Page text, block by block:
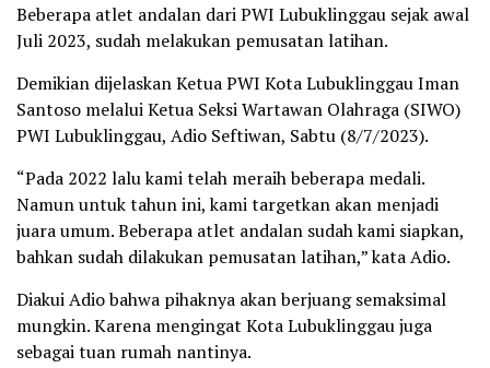
Beberapa atlet andalan dari PWI Lubuklinggau sejak awal
Juli 2023, sudah melakukan pemusatan latihan.
Demikian dijelaskan Ketua PWI Kota Lubuklinggau Iman
Santoso melalui Ketua Seksi Wartawan Olahraga (SIWO)
PWI Lubuklinggau, Adio Seftiwan, Sabtu (8/7/2023).
“Pada 2022 lalu kami telah meraih beberapa medali.
Namun untuk tahun ini, kami targetkan akan menjadi
juara umum. Beberapa atlet andalan sudah kami siapkan,
bahkan sudah dilakukan pemusatan latihan,” kata Adio.
Diakui Adio bahwa pihaknya akan berjuang semaksimal
mungkin. Karena mengingat Kota Lubuklinggau juga
sebagai tuan rumah nantinya.